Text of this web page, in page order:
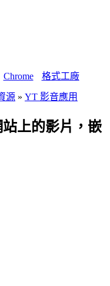
Chrome 格式工廠
源 » YT 影音應用
上的影片，嵌